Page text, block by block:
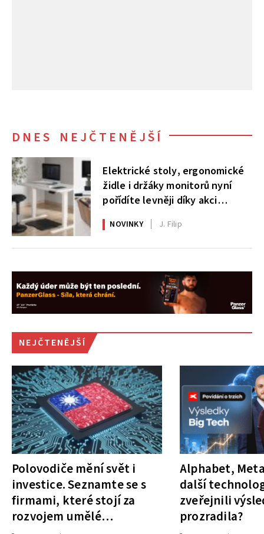
DNES NEJČTENĚJŠÍ
Elektrické stoly, ergonomické
židle i držáky monitorů nyní
pořídíte levněji díky akci
AlzaErgo
NOVINKY J. Filip
NEJČTENĚJŠÍ
Polovodiče mění svět i
investice. Seznamte se s
firmami, které stojí za
rozvojem umělé
Alphabet,
další
zveřejnili
prozradila?